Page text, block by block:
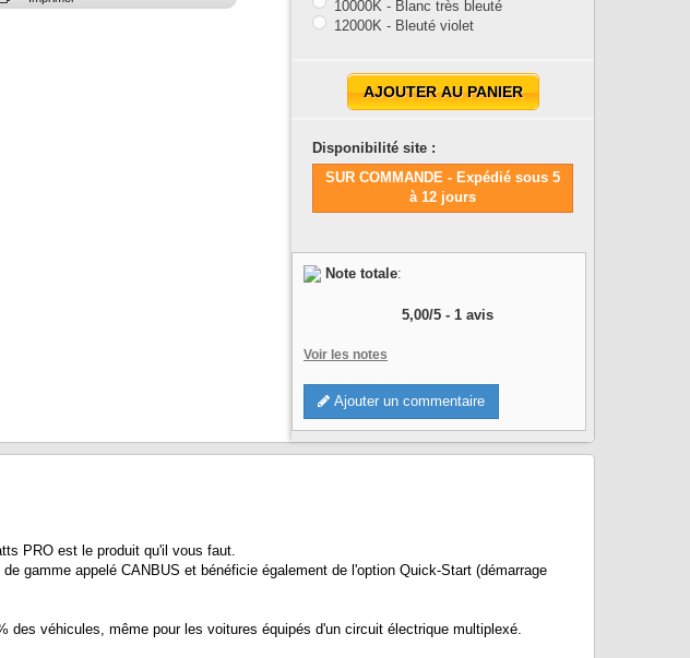
10000K - Blanc très bleuté
12000K - Bleuté violet
AJOUTER AU PANIER
Disponibilité site :
SUR COMMANDE - Expédié sous 5
à 12 jours
Note totale:
5,00/5 - 1 avis
Voir les notes
Ajouter un commentaire
PRO est le produit qu'il vous faut.
gamme appelé CANBUS et bénéficie également de l'option Quick-Start (démarrage
véhicules, même pour les voitures équipés d'un circuit électrique multiplexé.